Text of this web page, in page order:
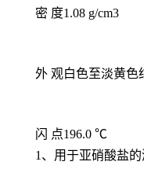
密 度1.08 g/cm3
外 观白色至淡黄色
闪 点196.0 ℃
1、用于亚硝酸盐